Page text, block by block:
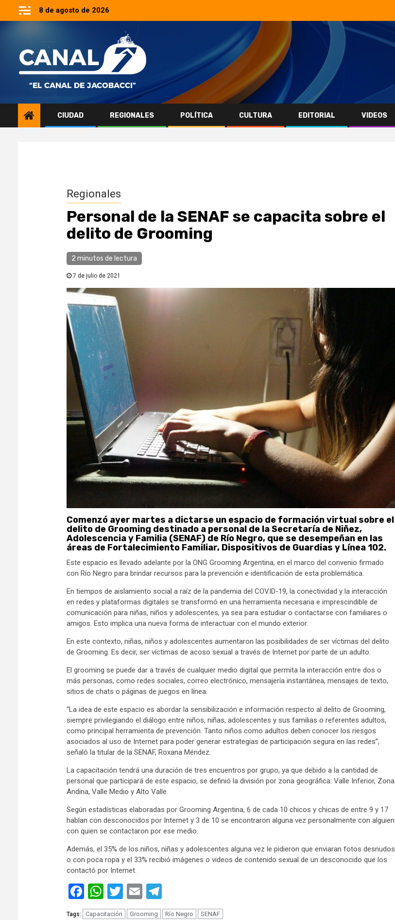
8 de agosto de 2026
CIUDAD REGIONALES POLÍTICA CULTURA EDITORIAL VIDEOS
Regionales
Personal de la SENAF se capacita sobre el
delito de Grooming
2 minutos de lectura
7 de julio de 2021
Comenzó ayer martes a dictarse un espacio de formación virtual sobre el
delito de Grooming destinado a personal de la Secretaría de Niñez,
Adolescencia y Familia (SENAF) de Río Negro, que se desempeñan en las
áreas de Fortalecimiento Familiar, Dispositivos de Guardias y Línea 102.
Este espacio es llevado adelante por la ONG Grooming Argentina, en el marco del convenio firmado
con Río Negro para brindar recursos para la prevención e identificación de esta problemática.
En tiempos de aislamiento social a raíz de la pandemia del COVID-19, la conectividad y la interacción
en redes y plataformas digitales se transformó en una herramienta necesaria e imprescindible de
comunicación para niñas, niños y adolescentes, ya sea para estudiar o contactarse con familiares o
amigos. Esto implica una nueva forma de interactuar con el mundo exterior.
En este contexto, niñas, niños y adolescentes aumentaron las posibilidades de ser víctimas del delito
de Grooming. Es decir, ser víctimas de acoso sexual a través de Internet por parte de un adulto.
El grooming se puede dar a través de cualquier medio digital que permita la interacción entre dos o
más personas, como redes sociales, correo electrónico, mensajería instantánea, mensajes de texto,
sitios de chats o páginas de juegos en línea.
“La idea de este espacio es abordar la sensibilización e información respecto al delito de Grooming,
siempre privilegiando el diálogo entre niños, niñas, adolescentes y sus familias o referentes adultos,
como principal herramienta de prevención. Tanto niños como adultos deben conocer los riesgos
asociados al uso de Internet para poder generar estrategias de participación segura en las redes”,
señaló la titular de la SENAF, Roxana Méndez.
La capacitación tendrá una duración de tres encuentros por grupo, ya que debido a la cantidad de
personal que participará de este espacio, se definió la división por zona geográfica: Valle Inferior, Zona
Andina, Valle Medio y Alto Valle.
Según estadísticas elaboradas por Grooming Argentina, 6 de cada 10 chicos y chicas de entre 9 y 17
hablan con desconocidos por Internet y 3 de 10 se encontraron alguna vez personalmente con alguien
con quien se contactaron por ese medio.
Además, el 35% de los niños, niñas y adolescentes alguna vez le pidieron que enviaran fotos desnudos
o con poca ropa y el 33% recibió imágenes o videos de contenido sexual de un desconocido que los
contactó por Internet.
Facebook
WhatsApp
Twitter
Email
Tags: Capacitación Grooming Río Negro SENAF